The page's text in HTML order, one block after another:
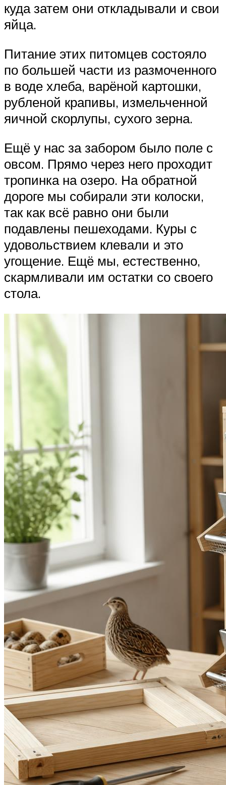
куда затем они откладывали и свои
яйца.
Питание этих питомцев состояло
по большей части из размоченного
в воде хлеба, варёной картошки,
рубленой крапивы, измельченной
яичной скорлупы, сухого зерна.
Ещё у нас за забором было поле с
овсом. Прямо через него проходит
тропинка на озеро. На обратной
дороге мы собирали эти колоски,
так как всё равно они были
подавлены пешеходами. Куры с
удовольствием клевали и это
угощение. Ещё мы, естественно,
скармливали им остатки со своего
стола.